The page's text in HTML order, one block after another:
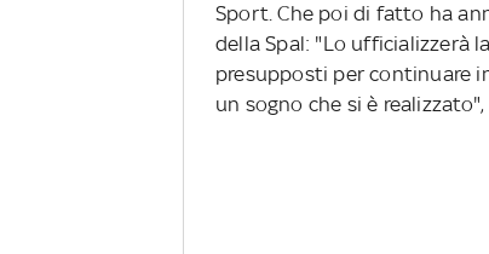
Sport. Che poi di fatto ha
della Spal: "Lo ufficializzerà
presupposti per continuare
un sogno che si è